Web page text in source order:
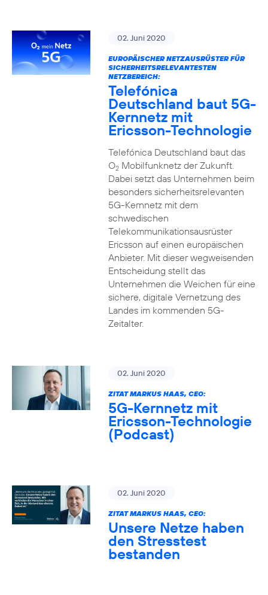
02. Juni 2020
EUROPÄISCHER NETZAUSRÜSTER FÜR
SICHERHEITSRELEVANTESTEN
NETZBEREICH:
Telefónica
Deutschland baut 5G-
Kernnetz mit
Ericsson-Technologie
Telefónica Deutschland baut das
O2Mobilfunknetz der Zukunft.
Dabei setzt das Unternehmen beim
besonders sicherheitsrelevanten
5G-Kernnetz mit dem
schwedischen
Telekommunikationsausrüster
Ericsson auf einen europäischen
Anbieter. Mit dieser wegweisenden
Entscheidung stellt das
Unternehmen die Weichen für eine
sichere, digitale Vernetzung des
Landes im kommenden 5G-
Zeitalter.
02. Juni 2020
ZITAT MARKUS HAAS, CEO:
5G-Kernnetz mit
Ericsson-Technologie
(Podcast)
02. Juni 2020
ZITAT MARKUS HAAS, CEO:
Unsere Netze haben
den Stresstest
bestanden